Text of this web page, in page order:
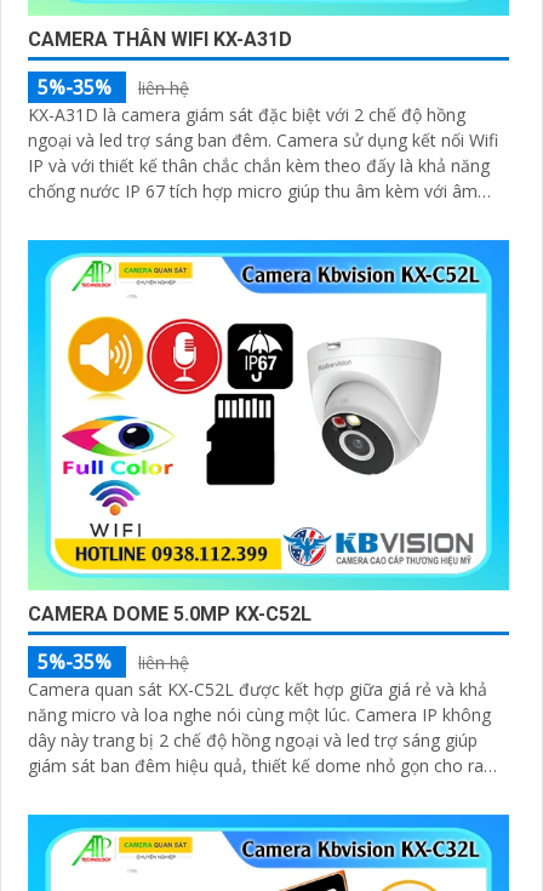
CAMERA THÂN WIFI KX-A31D
5%-35%
liên hệ
KX-A31D là camera giám sát đặc biệt với 2 chế độ hồng
ngoại và led trợ sáng ban đêm. Camera sử dụng kết nối Wifi
IP và với thiết kế thân chắc chắn kèm theo đấy là khả năng
chống nước IP 67 tích hợp micro giúp thu âm kèm với âm
CAMERA DOME 5.0MP KX-C52L
5%-35%
liên hệ
Camera quan sát KX-C52L được kết hợp giữa giá rẻ và khả
năng micro và loa nghe nói cùng một lúc. Camera IP không
dây này trang bị 2 chế độ hồng ngoại và led trợ sáng giúp
giám sát ban đêm hiệu quả, thiết kế dome nhỏ gọn cho ra